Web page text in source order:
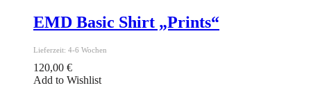
EMD Basic Shirt „Prints“
Lieferzeit: 4-6 Wochen
120,00 €
Add to Wishlist